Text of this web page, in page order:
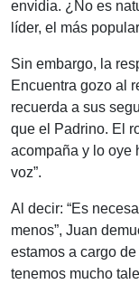
envidia. ¿No es
líder, el más
Sin embargo, la
Encuentra gozo al
recuerda a sus
que el Padrino. El
acompaña y lo oye
voz”.
Al decir: “Es
menos”, Juan
estamos a cargo
tenemos mucho